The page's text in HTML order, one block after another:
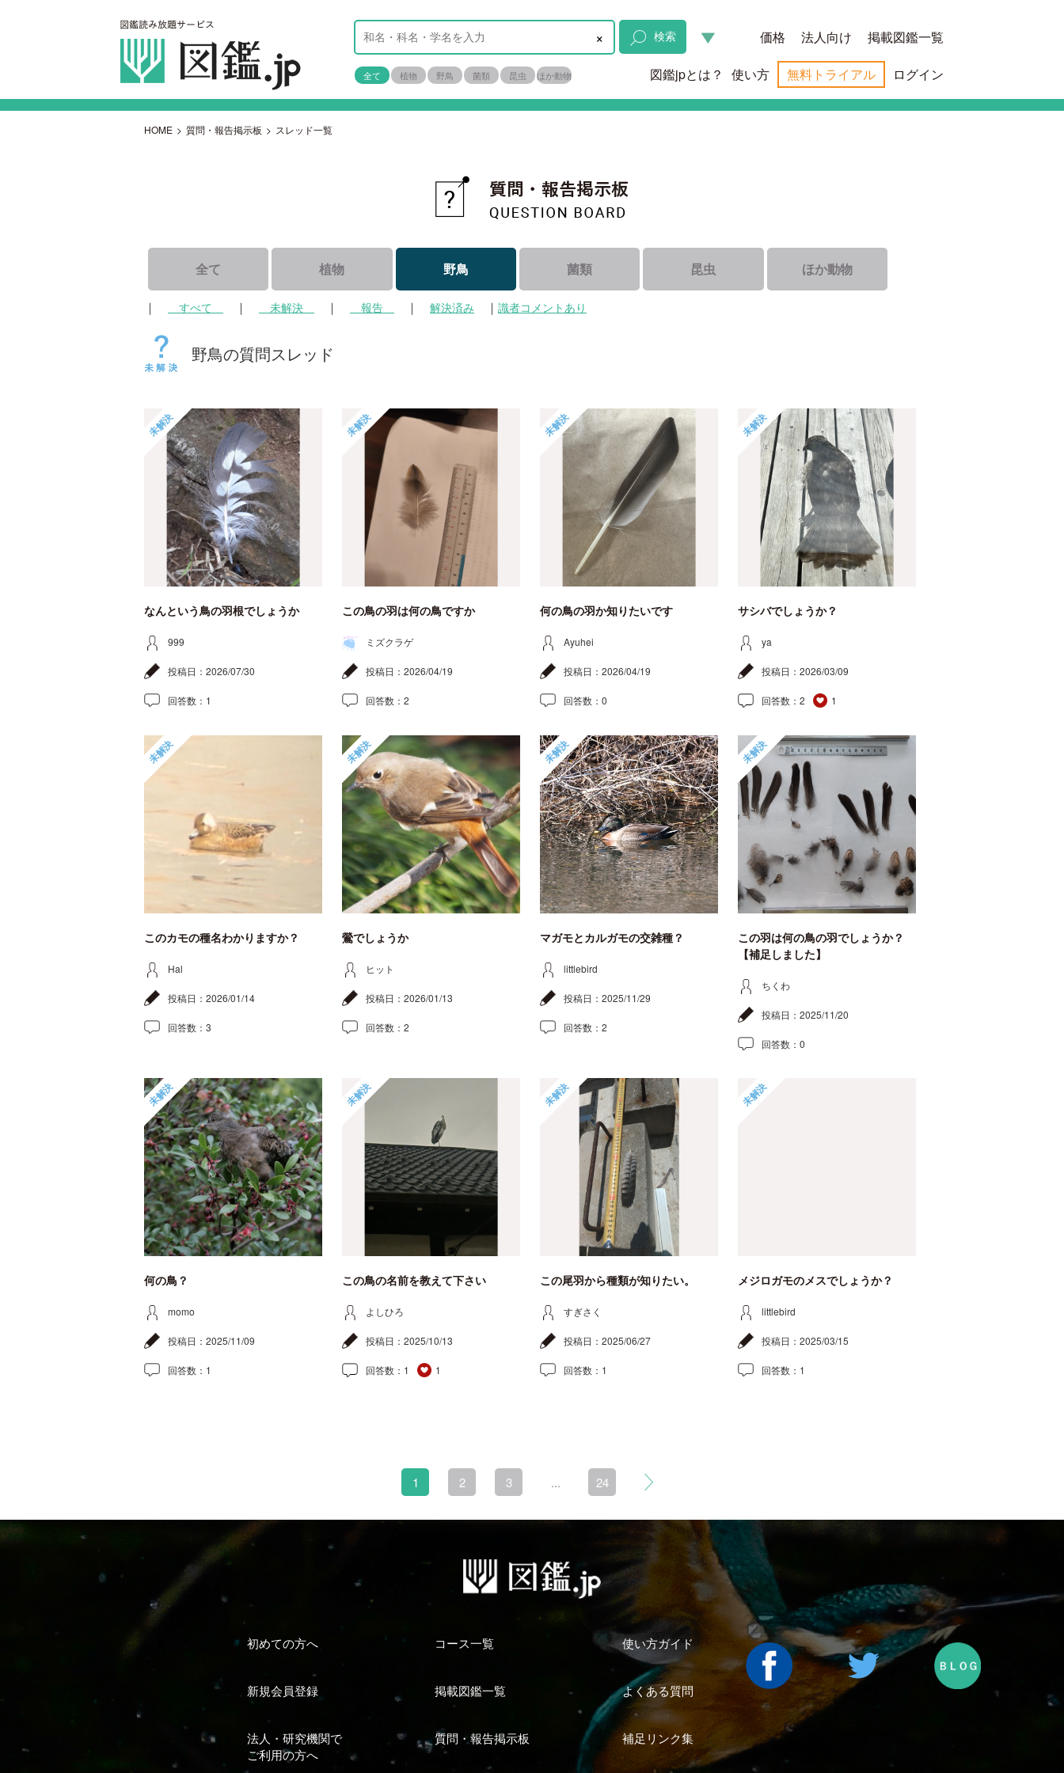
× 検索
全て 植物 野鳥 菌類 昆虫 ほか動物
価格 法人向け 掲載図鑑一覧
図鑑jpとは？ 使い方 無料トライアル ログイン
HOME > 質問・報告掲示板 > スレッド一覧
全て 植物 野鳥 菌類 昆虫 ほか動物
｜ すべて ｜ 未解決 ｜ 報告 ｜ 解決済み ｜ 識者コメントあり
野鳥の質問スレッド
未解決
なんという鳥の羽根でしょうか
999
投稿日： 2026/07/30
回答数： 1
未解決
この鳥の羽は何の鳥ですか
ミズクラゲ
投稿日： 2026/04/19
回答数： 2
未解決
何の鳥の羽か知りたいです
Ayuhei
投稿日： 2026/04/19
回答数： 0
未解決
サシバでしょうか？
ya
投稿日： 2026/03/09
回答数： 2 1
未解決
このカモの種名わかりますか？
Hal
投稿日： 2026/01/14
回答数： 3
未解決
鶯でしょうか
ヒット
投稿日： 2026/01/13
回答数： 2
未解決
マガモとカルガモの交雑種？
littlebird
投稿日： 2025/11/29
回答数： 2
未解決
この羽は何の鳥の羽でしょうか？
【補足しました】
ちくわ
投稿日： 2025/11/20
回答数： 0
未解決
何の鳥？
momo
投稿日： 2025/11/09
回答数： 1
未解決
この鳥の名前を教えて下さい
よしひろ
投稿日： 2025/10/13
回答数： 1 1
未解決
この尾羽から種類が知りたい。
すぎさく
投稿日： 2025/06/27
回答数： 1
未解決
メジロガモのメスでしょうか？
littlebird
投稿日： 2025/03/15
回答数： 1
1 2 3 ... 24
初めての方へ コース一覧 使い方ガイド
新規会員登録 掲載図鑑一覧 よくある質問
法人・研究機関で
ご利用の方へ
質問・報告掲示板 補足リンク集